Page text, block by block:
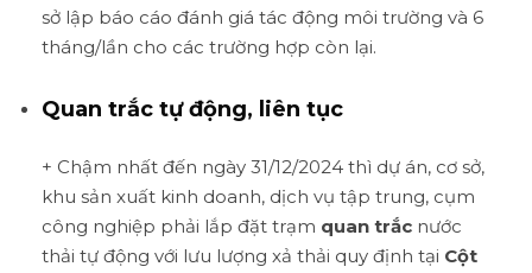
sở lập báo cáo đánh giá tác động môi trường và 6
tháng/lần cho các trường hợp còn lại.
Quan trắc tự động, liên tục
+ Chậm nhất đến ngày 31/12/2024 thì dự án, cơ sở,
khu sản xuất kinh doanh, dịch vụ tập trung, cụm
công nghiệp phải lắp đặt trạm quan trắc nước
thải tự động với lưu lượng xả thải quy định tại Cột